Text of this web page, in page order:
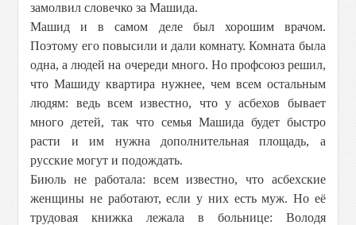
замолвил словечко за Машида.
Машид и в самом деле был хорошим врачом.
Поэтому его повысили и дали комнату. Комната была
одна, а людей на очереди много. Но профсоюз решил,
что Машиду квартира нужнее, чем всем остальным
людям: ведь всем известно, что у асбехов бывает
много детей, так что семья Машида будет быстро
расти и им нужна дополнительная площадь, а
русские могут и подождать.
Биюль не работала: всем известно, что асбехские
женщины не работают, если у них есть муж. Но её
трудовая книжка лежала в больнице: Володя